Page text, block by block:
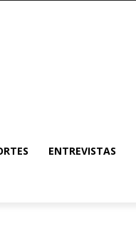
ENTREVISTAS